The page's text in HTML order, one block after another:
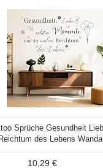
Sprüche Gesundheit
des Lebens
10,29 €